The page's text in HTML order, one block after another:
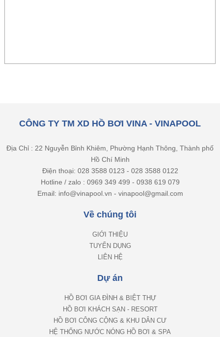
CÔNG TY TM XD HỒ BƠI VINA - VINAPOOL
Địa Chỉ : 22 Nguyễn Bỉnh Khiêm, Phường Hạnh Thông, Thành phố
Hồ Chí Minh
Điện thoại: 028 3588 0123 - 028 3588 0122
Hotline / zalo : 0969 349 499 - 0938 619 079
Email: info@vinapool.vn - vinapool@gmail.com
Về chúng tôi
GIỚI THIỆU
TUYỂN DỤNG
LIÊN HỆ
Dự án
HỒ BƠI GIA ĐÌNH & BIỆT THỰ
HỒ BƠI KHÁCH SẠN - RESORT
HỒ BƠI CÔNG CỘNG & KHU DÂN CƯ
HỆ THỐNG NƯỚC NÓNG HỒ BƠI & SPA